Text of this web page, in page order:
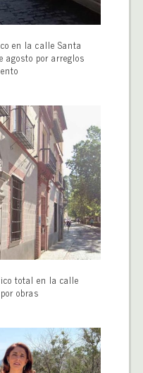
en la calle Santa
agosto por arreglos
total en la calle
obras